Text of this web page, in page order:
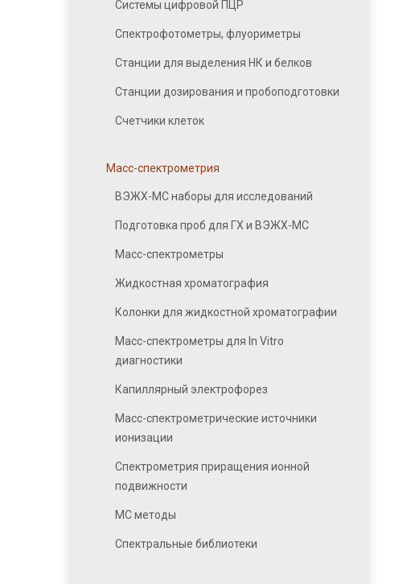
Системы цифровой ПЦР
Спектрофотометры, флуориметры
Станции для выделения НК и белков
Станции дозирования и пробоподготовки
Счетчики клеток
Масс-спектрометрия
ВЭЖХ-МС наборы для исследований
Подготовка проб для ГХ и ВЭЖХ-МС
Масс-спектрометры
Жидкостная хроматография
Колонки для жидкостной хроматографии
Масс-спектрометры для In Vitro
диагностики
Капиллярный электрофорез
Масс-спектрометрические источники
ионизации
Спектрометрия приращения ионной
подвижности
МС методы
Спектральные библиотеки